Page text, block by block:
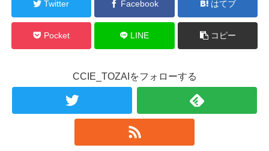
Twitter Facebook はてブ
Pocket LINE コピー
CCIE_TOZAIをフォローする